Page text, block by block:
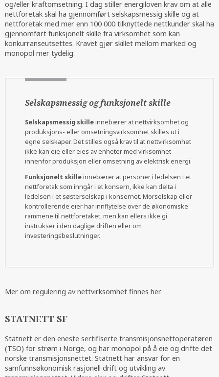
og/eller kraftomsetning. I dag stiller energiloven krav om at alle
nettforetak skal ha gjennomført selskapsmessig skille og at
nettforetak med mer enn 100 000 tilknyttede nettkunder skal ha
gjennomført funksjonelt skille fra virksomhet som kan
konkurranseutsettes. Kravet gjør skillet mellom marked og
monopol mer tydelig.
Selskapsmessig og funksjonelt skille
Selskapsmessig skilleinnebærer at nettvirksomhet og
produksjons- eller omsetningsvirksomhet skilles ut i
egne selskaper. Det stilles også krav til at nettvirksomhet
ikke kan eie eller eies av enheter med virksomhet
innenfor produksjon eller omsetning av elektrisk energi.
Funksjonelt skilleinnebærer at personer i ledelsen i et
nettforetak som inngår i et konsern, ikke kan delta i
ledelsen i et søsterselskap i konsernet. Morselskap eller
kontrollerende eier har innflytelse over de økonomiske
rammene til nettforetaket, men kan ellers ikke gi
instrukser i den daglige driften eller om
investeringsbeslutninger.
Mer om regulering av nettvirksomhet finnes her.
STATNETT SF
Statnett er den eneste sertifiserte transmisjonsnettoperatøren
(TSO) for strøm i Norge, og har monopol på å eie og drifte det
norske transmisjonsnettet. Statnett har ansvar for en
samfunnsøkonomisk rasjonell drift og utvikling av